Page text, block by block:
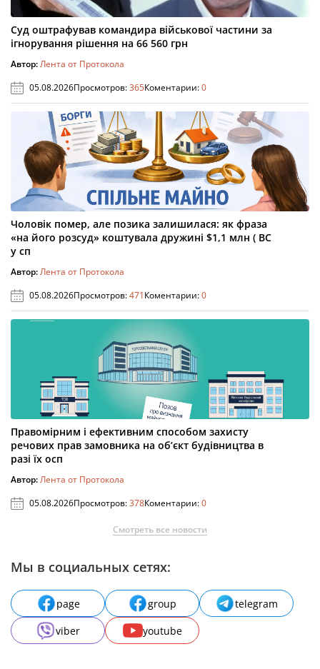
Суд оштрафував командира військової частини за
ігнорування рішення на 66 560 грн
Автор:Лента от Протокола
05.08.2026Просмотров:365Коментарии:0
Чоловік помер, але позика залишилася: як фраза
«на його розсуд» коштувала дружині $1,1 млн ( ВС
у сп
Автор:Лента от Протокола
05.08.2026Просмотров:471Коментарии:0
Правомірним і ефективним способом захисту
речових прав замовника на об’єкт будівництва в
разі їх осп
Автор:Лента от Протокола
05.08.2026Просмотров:378Коментарии:0
Смотреть все новости
Мы в социальных сетях:
page group
telegram
viber
youtube